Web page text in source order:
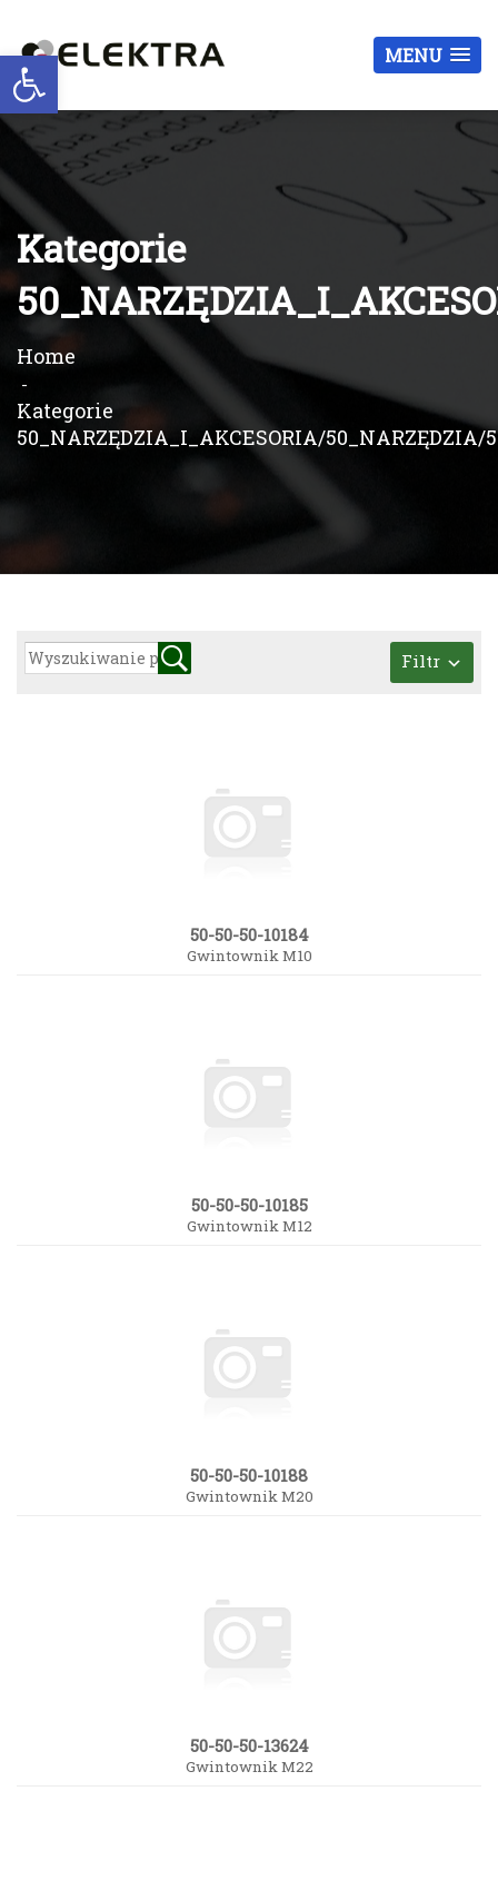
Otwórz pasek narzędzi MENU
Kategorie
Home
Kategorie
50_NARZĘDZIA_I_AKCESORIA/
Filtr
50-50-50-10184
Gwintownik M10
50-50-50-10185
Gwintownik M12
50-50-50-10188
Gwintownik M20
50-50-50-13624
Gwintownik M22